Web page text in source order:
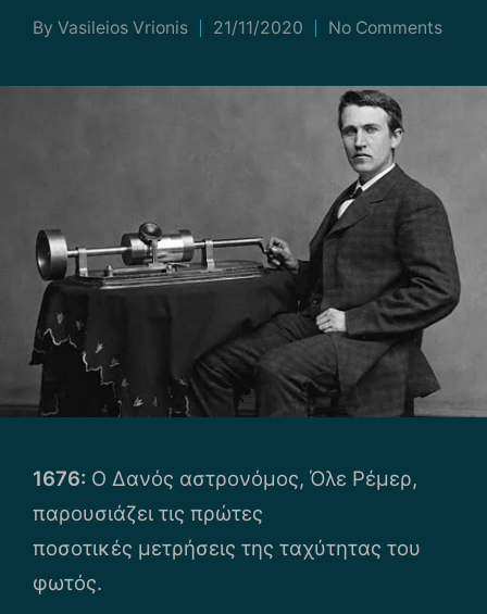
Posted
By Vasileios Vrionis 21/11/2020 No Comments
1676: Ο Δανός αστρονόμος, Όλε Ρέμερ,
παρουσιάζει τις πρώτες
ποσοτικές μετρήσεις της ταχύτητας του
φωτός.